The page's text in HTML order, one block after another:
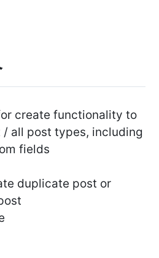
create functionality to
all post types, including
fields
duplicate post or